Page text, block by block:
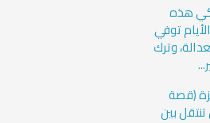
هذه
توفي
وترك
(قصة
بين